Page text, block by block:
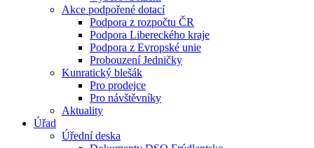
Akce podpořené dotací
Podpora z rozpočtu ČR
Podpora Libereckého kraje
Podpora z Evropské unie
Probouzení Jedničky
Kunratický blešák
Pro prodejce
Pro návštěvníky
Aktuality
Úřad
Úřední deska